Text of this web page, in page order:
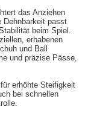
das Anziehen
Dehnbarkeit passt
beim Spiel.
erhabenen
und Ball
und präzise Pässe,
erhöhte Steifigkeit
bei schnellen